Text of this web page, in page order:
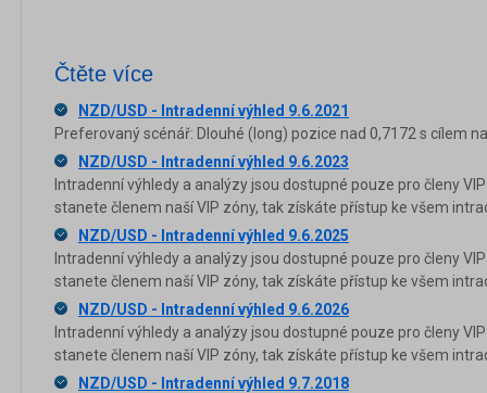
Čtěte více
NZD/USD - Intradenní výhled 9.6.2021
Preferovaný scénář: Dlouhé (long) pozice nad 0,7172 s cílem
NZD/USD - Intradenní výhled 9.6.2023
Intradenní výhledy a analýzy jsou dostupné pouze pro členy
stanete členem naší VIP zóny, tak získáte přístup ke všem
NZD/USD - Intradenní výhled 9.6.2025
Intradenní výhledy a analýzy jsou dostupné pouze pro členy
stanete členem naší VIP zóny, tak získáte přístup ke všem
NZD/USD - Intradenní výhled 9.6.2026
Intradenní výhledy a analýzy jsou dostupné pouze pro členy
stanete členem naší VIP zóny, tak získáte přístup ke všem
NZD/USD - Intradenní výhled 9.7.2018